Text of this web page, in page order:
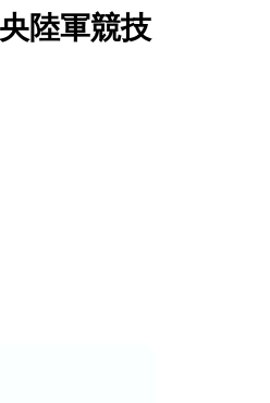
陸軍競技